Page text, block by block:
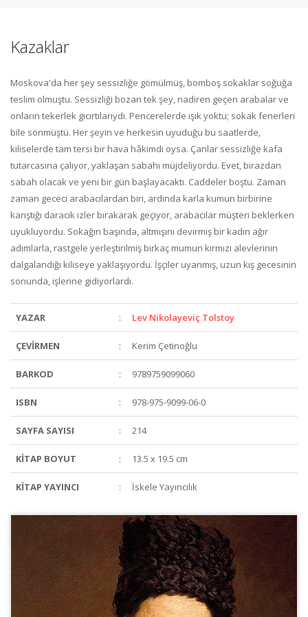
Kazaklar
Moskova'da her şey sessizliğe gömülmüş, bomboş sokaklar soğuğa
teslim olmuştu. Sessizliği bozan tek şey, nadiren geçen arabalar ve
onların tekerlek gıcırtılarıydı. Pencerelerde ışık yoktu; sokak fenerleri
bile sönmüştü. Her şeyin ve herkesin uyuduğu bu saatlerde,
kiliselerde tam tersi bir hava hâkimdi oysa. Çanlar sessizliğe kafa
tutarcasına çalıyor, yaklaşan sabahı müjdeliyordu. Evet, birazdan
sabah olacak ve yeni bir gün başlayacaktı. Caddeler boştu. Zaman
zaman gececi arabacılardan biri, ardında karla kumun birbirine
karıştığı daracık izler bırakarak geçiyor, arabacılar müşteri beklerken
uyukluyordu. Sokağın başında, altmışını devirmiş bir kadın ağır
adımlarla, rastgele yerleştirilmiş birkaç mumun kırmızı alevlerinin
dalgalandığı kiliseye yaklaşıyordu. İşçiler uyanmış, uzun kış gecesinin
sonunda, işlerine gidiyorlardı.
YAZAR : Lev Nikolayeviç Tolstoy
ÇEVİRMEN : Kerim Çetinoğlu
BARKOD : 9789759099060
ISBN : 978-975-9099-06-0
SAYFA SAYISI : 214
KİTAP BOYUT : 13.5 x 19.5 cm
KİTAP YAYINCI : İskele Yayıncılık